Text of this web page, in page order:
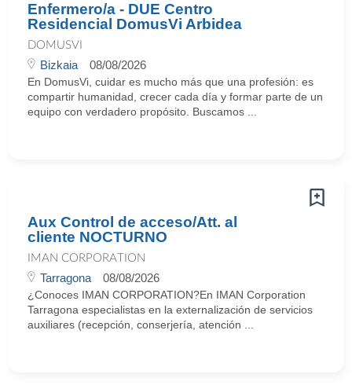
Enfermero/a - DUE Centro
Residencial DomusVi Arbidea
DOMUSVI
Bizkaia 08/08/2026
En DomusVi, cuidar es mucho más que una profesión: es
compartir humanidad, crecer cada día y formar parte de un
equipo con verdadero propósito. Buscamos ...
Aux Control de acceso/Att. al
cliente NOCTURNO
IMAN CORPORATION
Tarragona 08/08/2026
¿Conoces IMAN CORPORATION?En IMAN Corporation
Tarragona especialistas en la externalización de servicios
auxiliares (recepción, conserjería, atención ...